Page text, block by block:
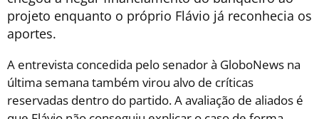
projeto enquanto o próprio Flávio já reconhecia os
aportes.
A entrevista concedida pelo senador à GloboNews na
última semana também virou alvo de críticas
reservadas dentro do partido. A avaliação de aliados é